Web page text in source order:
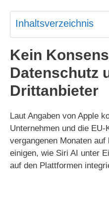
Inhaltsverzeichnis
Kein
Datenschutz
Drittanbieter
Laut Angaben von Apple
Unternehmen und die
vergangenen Monaten
einigen, wie Siri AI unter
auf den Plattformen